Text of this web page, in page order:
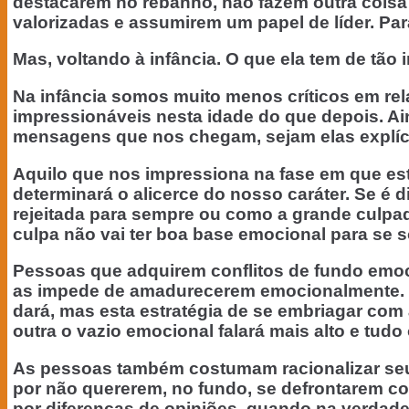
valorizadas e assumirem um papel de líder.
Mas, voltando à infância. O que ela tem de
Na infância somos muito menos críticos em
impressionáveis nesta idade do que depois.
mensagens que nos chegam, sejam elas
Aquilo que nos impressiona na fase em que
determinará o alicerce do nosso caráter. Se é
rejeitada para sempre ou como a grande
culpa não vai ter boa base emocional para se
Pessoas que adquirem conflitos de fundo
as impede de amadurecerem
dará, mas esta estratégia de se embriagar
outra o vazio emocional falará mais alto e
As pessoas também costumam racionalizar
por não quererem, no fundo, se defrontarem